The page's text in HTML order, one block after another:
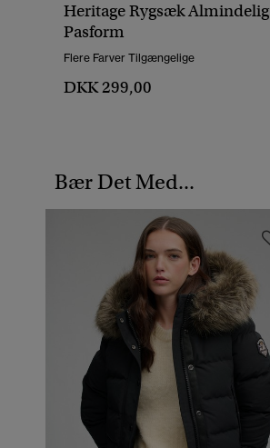
Heritage Rygsæk Almindelig
Pasform
Flere Farver Tilgængelige
DKK 299,00
Bær Det Med...